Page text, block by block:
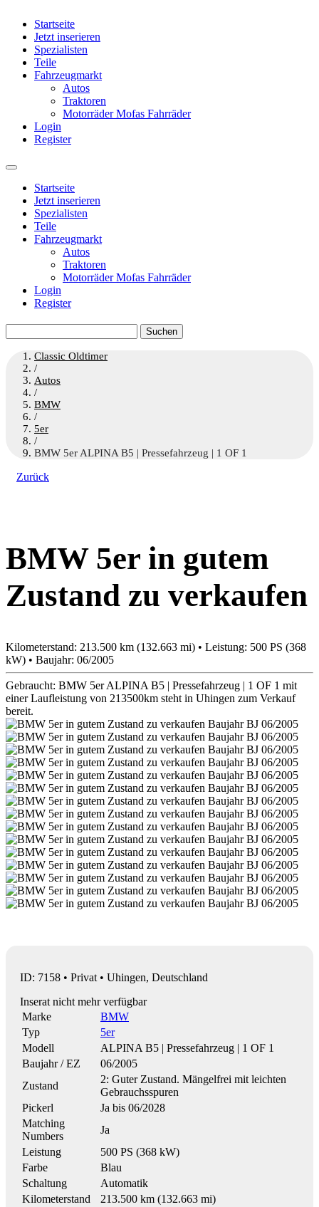
Startseite
Jetzt inserieren
Spezialisten
Teile
Fahrzeugmarkt
Autos
Traktoren
Motorräder Mofas Fahrräder
Login
Register
Startseite
Jetzt inserieren
Spezialisten
Teile
Fahrzeugmarkt
Autos
Traktoren
Motorräder Mofas Fahrräder
Login
Register
nach:
Classic Oldtimer
/
Autos
/
BMW
/
5er
/
BMW 5er ALPINA B5 | Pressefahrzeug | 1 OF 1
Zurück
BMW 5er in gutem
Zustand zu verkaufen
Kilometerstand: 213.500 km (132.663 mi) • Leistung: 500 PS (368
kW) • Baujahr: 06/2005
Gebraucht: BMW 5er ALPINA B5 | Pressefahrzeug | 1 OF 1 mit
einer Laufleistung von 213500km steht in Uhingen zum Verkauf
bereit.
ID: 7158 • Privat • Uhingen, Deutschland
Inserat nicht mehr verfügbar
Marke
BMW
Typ
5er
Modell
ALPINA B5 | Pressefahrzeug | 1 OF 1
Baujahr / EZ
06/2005
Zustand
2: Guter Zustand. Mängelfrei mit leichten
Gebrauchsspuren
Pickerl
Ja bis 06/2028
Matching
Numbers
Ja
Leistung
500 PS (368 kW)
Farbe
Blau
Schaltung
Automatik
Kilometerstand
213.500 km (132.663 mi)